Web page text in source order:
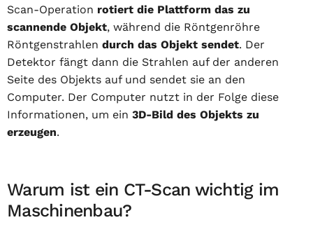
Scan-Operation rotiert die Plattform das zu
scannende Objekt, während die Röntgenröhre
Röntgenstrahlen durch das Objekt sendet. Der
Detektor fängt dann die Strahlen auf der anderen
Seite des Objekts auf und sendet sie an den
Computer. Der Computer nutzt in der Folge diese
Informationen, um ein 3D-Bild des Objekts zu
erzeugen.
Warum ist ein CT-Scan wichtig im
Maschinenbau?